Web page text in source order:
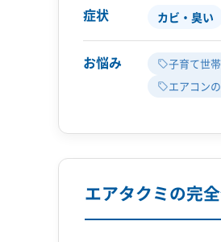
症状 カビ・臭い
お悩み 子育て世帯
エアコン
エアタクミの完